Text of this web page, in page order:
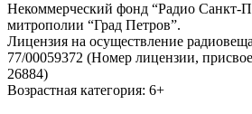
Некоммерческий фонд “Радио Санкт-
митрополии “Град Петров”.
Лицензия на осуществление
77/00059372 (Номер лицензии,
26884)
Возрастная категория: 6+